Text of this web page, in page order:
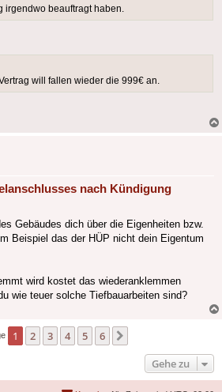
irgendwo beauftragt haben.
will fallen wieder die 999€ an.
nach Kündigung
Gebäudes dich über die Eigenheiten bzw.
Beispiel das der HÜP nicht dein Eigentum
wird kostet das wiederanklemmen
wie teuer solche Tiefbauarbeiten sind?
1 2 3 4 5 6
Gehe zu